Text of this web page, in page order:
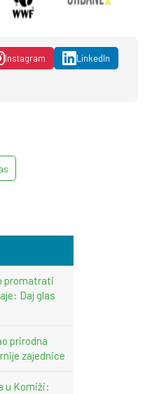
Instagram
LinkedIn
promatrati
Daj glas
prirodna
zajednice
u Komiži: